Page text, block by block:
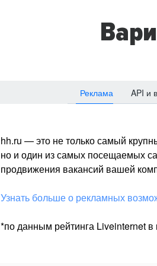
Реклама API и
hh.ru — это не только самый
но и один из самых посещаемых
продвижения вакансий вашей
Узнать больше о рекламных
*по данным рейтинга Liveinternet в